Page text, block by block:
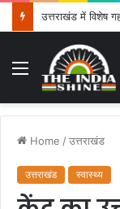
Menu
Home /उत्तराखंड
उत्तराखंड स्वास्थ्य